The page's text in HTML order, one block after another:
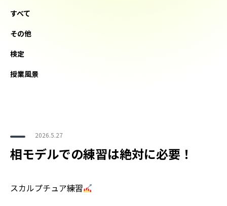
すべて
その他
検定
授業風景
2026.5.27
相モデルでの練習は絶対に必要！
スカルプチュア練習